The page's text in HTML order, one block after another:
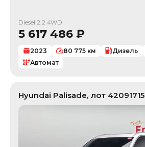
Diesel 2.2 4WD
5 617 486 ₽
2023 80 775 км Дизель
Автомат
Hyundai Palisade, лот 42091715